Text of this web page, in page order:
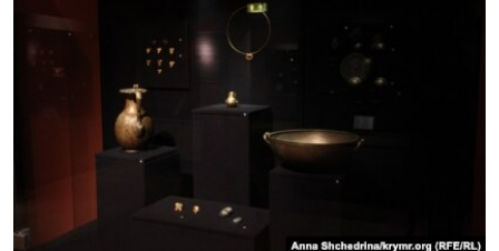
СПЕЦПРОЕКТИ
ВІДЕОУРОКИ «ELIFBE»
СВІДЧЕННЯ ОКУПАЦІЇ
УКРАЇНСЬКА ПРОБЛЕМА КРИМУ
ІНФОГРАФІКА
ЯК ОБІЙТИ БЛОКУВАННЯ
ДОЛУЧАЙСЯ!